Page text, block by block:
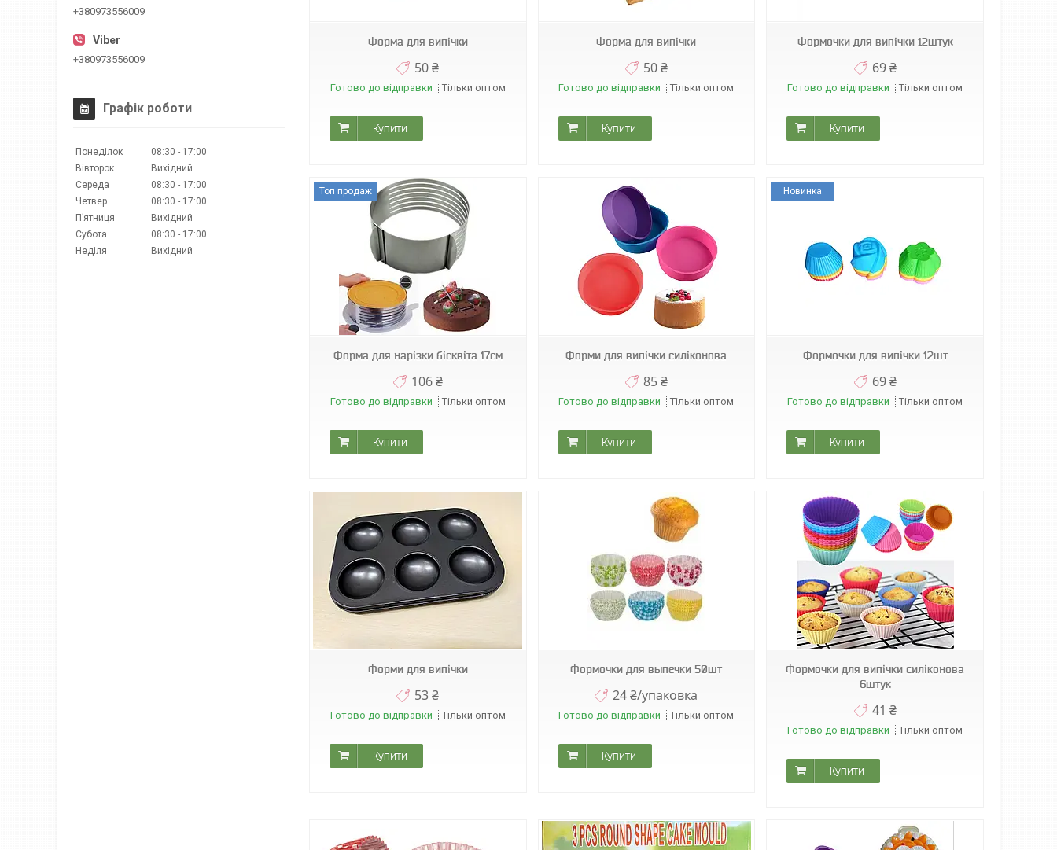
Форма для випічки
50 ₴
Готово до відправки Тільки оптом
Купити
Форма для випічки
50 ₴
Готово до відправки Тільки оптом
Купити
Формочки для випічки 12штук
69 ₴
Готово до відправки Тільки оптом
Купити
Топ продаж
Форма для нарізки бісквіта 17см
106 ₴
Готово до відправки Тільки оптом
Купити
Н0679
Форми для випічки силіконова
85 ₴
Готово до відправки Тільки оптом
Купити
М7833
Новинка
Формочки для випічки 12шт
69 ₴
Готово до відправки Тільки оптом
Купити
Форми для випічки
53 ₴
Готово до відправки Тільки оптом
Купити
1331
Формочки для выпечки 50шт
24 ₴/упаковка
Готово до відправки Тільки оптом
Купити
А06711
Формочки для випічки силіконова
6штук
41 ₴
Готово до відправки Тільки оптом
Купити
+380973556009
+380973556009
Графік роботи
Понеділок 08:30
17:00
Вівторок
Вихідний
Середа
08:30
17:00
Четвер
08:30
17:00
Пʼятниця
Вихідний
Субота
08:30
17:00
Неділя
Вихідний